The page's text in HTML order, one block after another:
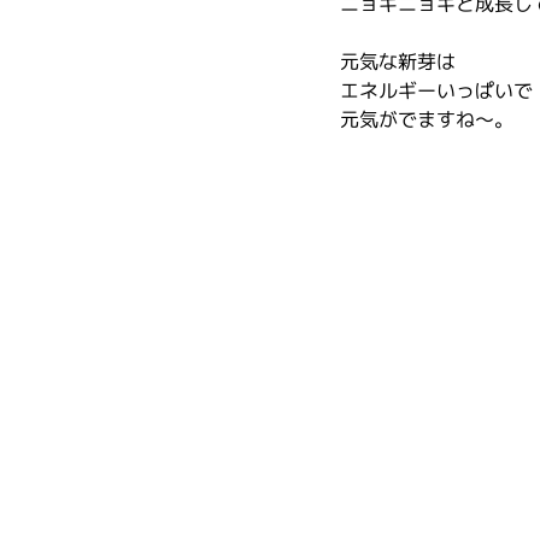
元気な新芽は
エネルギーいっぱいで
元気がでますね～。